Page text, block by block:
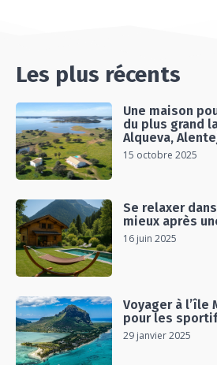
Les plus récents
Une maison
du plus grand
Alqueva,
15 octobre 2025
Se relaxer
mieux après
16 juin 2025
Voyager à l’île
pour les
29 janvier 2025